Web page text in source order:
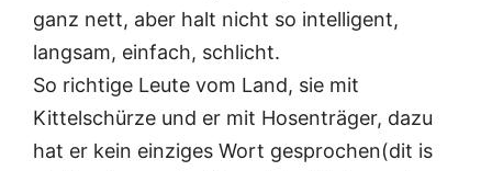
ganz nett, aber halt nicht so intelligent,
langsam, einfach, schlicht.
So richtige Leute vom Land, sie mit
Kittelschürze und er mit Hosenträger, dazu
hat er kein einziges Wort gesprochen(dit is